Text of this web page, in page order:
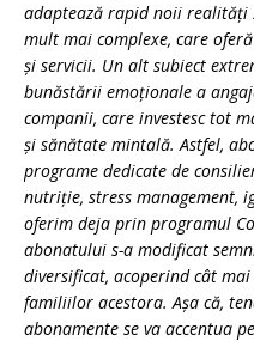
adaptează rapid noii realități
mult mai complexe, care
și servicii. Un alt subiect
bunăstării emoționale a
companii, care investesc tot
și sănătate mintală. Astfel,
programe dedicate de
nutriție, stress management,
oferim deja prin programul
abonatului s-a modificat
diversificat, acoperind cât
familiilor acestora. Așa că,
abonamente se va accentua